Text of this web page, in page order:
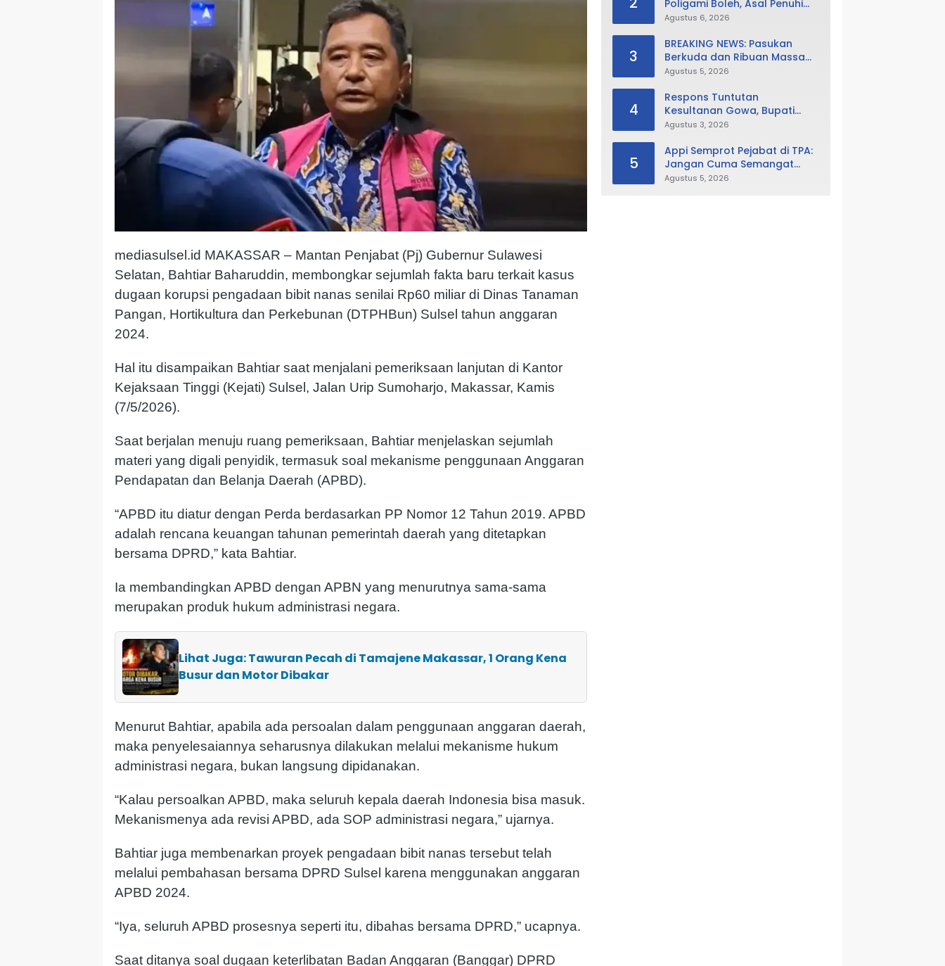
mediasulsel.id MAKASSAR – Mantan Penjabat (Pj) Gubernur Sulawesi
Selatan, Bahtiar Baharuddin, membongkar sejumlah fakta baru terkait kasus
dugaan korupsi pengadaan bibit nanas senilai Rp60 miliar di Dinas Tanaman
Pangan, Hortikultura dan Perkebunan (DTPHBun) Sulsel tahun anggaran
2024.
Hal itu disampaikan Bahtiar saat menjalani pemeriksaan lanjutan di Kantor
Kejaksaan Tinggi (Kejati) Sulsel, Jalan Urip Sumoharjo, Makassar, Kamis
(7/5/2026).
Saat berjalan menuju ruang pemeriksaan, Bahtiar menjelaskan sejumlah
materi yang digali penyidik, termasuk soal mekanisme penggunaan Anggaran
Pendapatan dan Belanja Daerah (APBD).
“APBD itu diatur dengan Perda berdasarkan PP Nomor 12 Tahun 2019. APBD
adalah rencana keuangan tahunan pemerintah daerah yang ditetapkan
bersama DPRD,” kata Bahtiar.
Ia membandingkan APBD dengan APBN yang menurutnya sama-sama
merupakan produk hukum administrasi negara.
Lihat Juga: Tawuran Pecah di Tamajene Makassar, 1 Orang Kena
Busur dan Motor Dibakar
Menurut Bahtiar, apabila ada persoalan dalam penggunaan anggaran daerah,
maka penyelesaiannya seharusnya dilakukan melalui mekanisme hukum
administrasi negara, bukan langsung dipidanakan.
“Kalau persoalkan APBD, maka seluruh kepala daerah Indonesia bisa masuk.
Mekanismenya ada revisi APBD, ada SOP administrasi negara,” ujarnya.
Bahtiar juga membenarkan proyek pengadaan bibit nanas tersebut telah
melalui pembahasan bersama DPRD Sulsel karena menggunakan anggaran
APBD 2024.
“Iya, seluruh APBD prosesnya seperti itu, dibahas bersama DPRD,” ucapnya.
Saat ditanya soal dugaan keterlibatan Badan Anggaran (Banggar) DPRD
Poligami Boleh, Asal Penuhi
Syarat Hukum Negara
Agustus 6, 2026
3
BREAKING NEWS: Pasukan
Berkuda dan Ribuan Massa
Geruduk DPRD Gowa, Desak
Agustus 5, 2026
4
Respons Tuntutan
Kesultanan Gowa, Bupati
Husniah Buka Peluang
Direvisi Bahkan Diganti
Agustus 3, 2026
5
Appi Semprot Pejabat di TPA:
Jangan Cuma Semangat
Kalau Ada Untungnya!
Agustus 5, 2026